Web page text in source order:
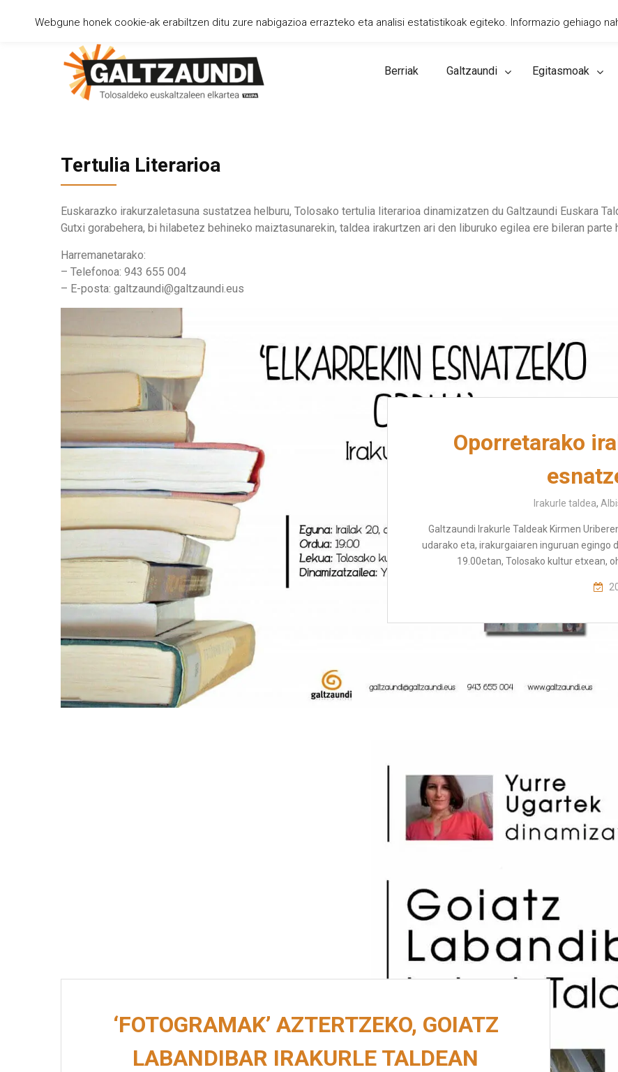
Berriak Galtzaundi Egitasmoak
Tertulia Literarioa
Euskarazko irakurzaletasuna sustatzea helburu, Tolosako tertulia literarioa dinamizatzen du Galtzaundi Euskara
Gutxi gorabehera, bi hilabetez behineko maiztasunarekin, taldea irakurtzen ari den liburuko egilea ere bileran parte
Harremanetarako:
– Telefonoa: 943 655 004
– E-posta: galtzaundi@galtzaundi.eus
Oporretarako
Irakurle taldea,
Galtzaundi Irakurle Taldeak Kirmen
udarako eta, irakurgaiaren inguruan egingo
19.00etan, Tolosako kultur etxean,
‘FOTOGRAMAK’ AZTERTZEKO, GOIATZ
LABANDIBAR IRAKURLE TALDEAN
Webgune honek cookie-ak erabiltzen ditu zure nabigazioa errazteko eta analisi estatistikoak egiteko. Informazio gehiago